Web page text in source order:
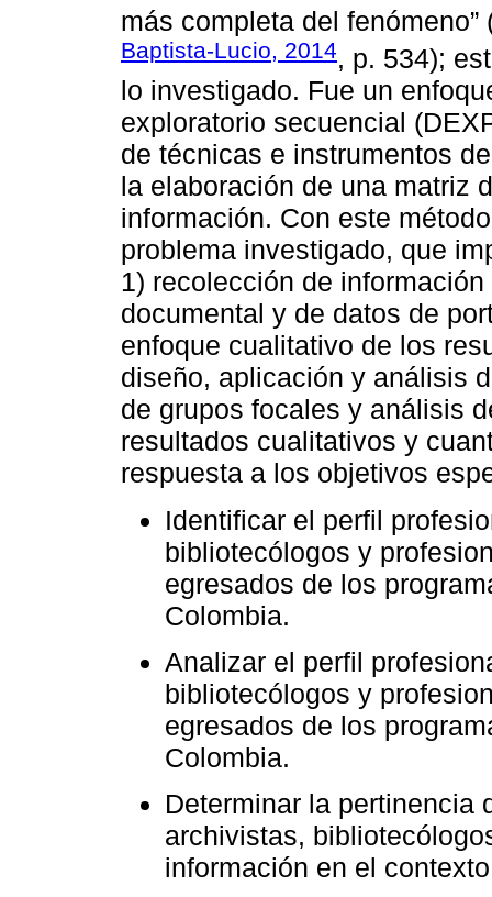
más completa del fenómeno”
Baptista-Lucio, 2014, p. 534);
lo investigado. Fue un
exploratorio secuencial
de técnicas e instrumentos
la elaboración de una matriz
información. Con este
problema investigado, que
1) recolección de
documental y de datos de
enfoque cualitativo de los
diseño, aplicación y análisis
de grupos focales y análisis
resultados cualitativos y
respuesta a los objetivos
Identificar el perfil
bibliotecólogos y
egresados de los
Colombia.
Analizar el perfil
bibliotecólogos y
egresados de los
Colombia.
Determinar la pertinencia
archivistas,
información en el